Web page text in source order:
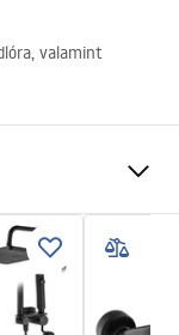
valamint